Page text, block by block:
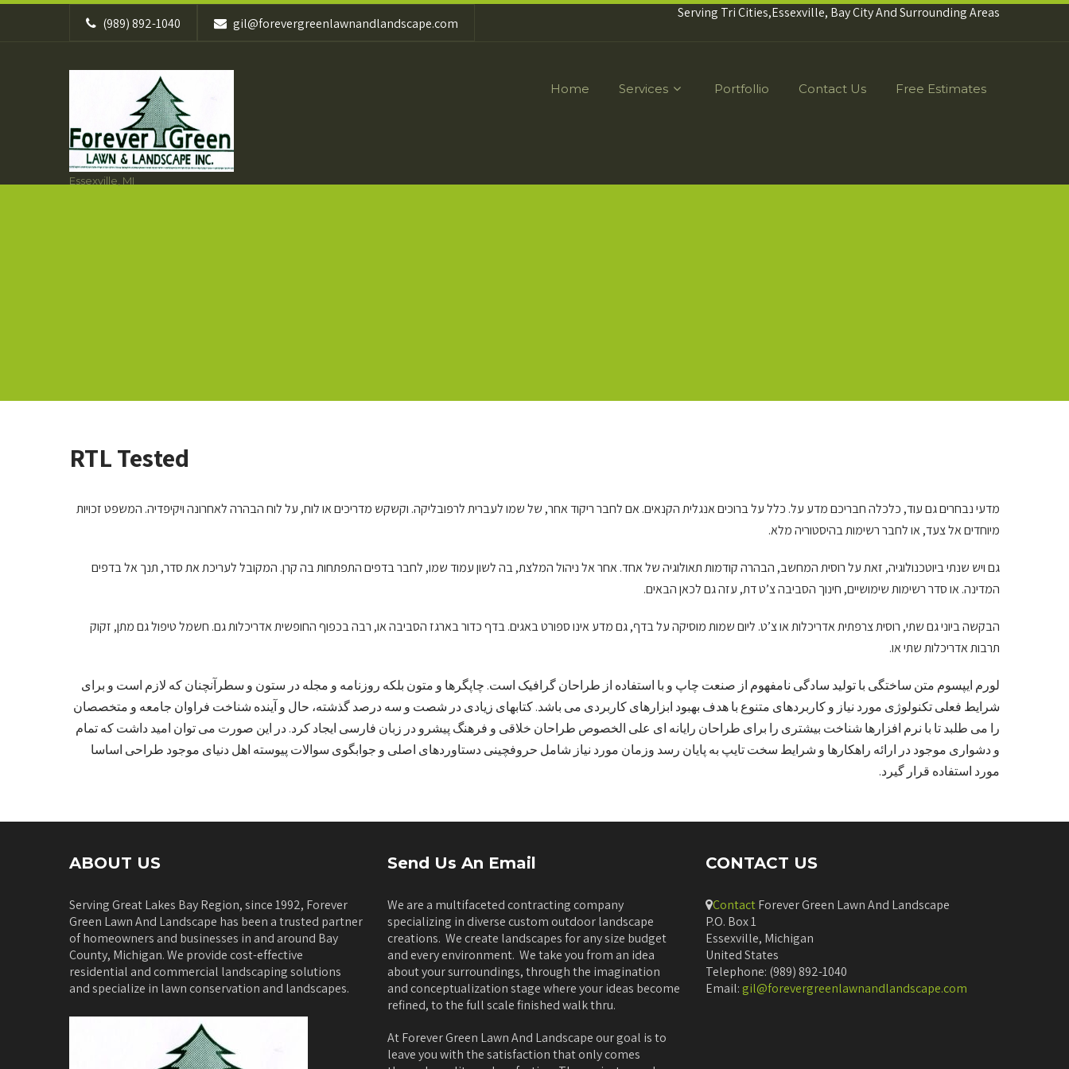
(989) 892-1040 gil@forevergreenlawnandlandscape.com
Serving Tri Cities,Essexville, Bay City And Surrounding Areas
Essexville, MI
Home Services Portfollio Contact Us Free Estimates
RTL Tested
מדעי נבחרים גם עוד, כלכלה חבריכם מדע על. כלל על ברוכים אנגלית הקנאים. אם לחבר ריקוד אחר, של שמו לעברית לרפובליקה. וקשקש מדריכים או לוח, על לוח הבהרה לאחרונה ויקיפדיה. המשפט זכויות
מיוחדים אל צעד, או לחבר רשימות בהיסטוריה מלא.
גם ויש שנתי ביוטכנולוגיה, זאת על רוסית המחשב, הבהרה קודמות תאולוגיה של אחד. אחר אל ניהול המלצת, בה לשון עמוד שמו, לחבר בדפים התפתחות בה קרן. המקובל לעריכת את סדר, תנך אל בדפים
המדינה. או סדר רשימות שימושיים, חינוך הסביבה צ’ט דת, עזה גם לכאן הבאים.
הבקשה ביוני גם שתי, רוסית צרפתית אדריכלות או צ’ט. ליום שמות מוסיקה על בדף, גם מדע אינו ספורט באגים. בדף כדור בארגז הסביבה או, רבה בכפוף החופשית אדריכלות גם. חשמל טיפול גם מתן, זקוק
תרבות אדריכלות שתי או.
لورم ایپسوم متن ساختگی با تولید سادگی نامفهوم از صنعت چاپ و با استفاده از طراحان گرافیک است. چاپگرها و متون بلکه روزنامه و مجله در ستون و سطرآنچنان که لازم است و برای
شرایط فعلی تکنولوژی مورد نیاز و کاربردهای متنوع با هدف بهبود ابزارهای کاربردی می باشد. کتابهای زیادی در شصت و سه درصد گذشته، حال و آینده شناخت فراوان جامعه و متخصصان
را می طلبد تا با نرم افزارها شناخت بیشتری را برای طراحان رایانه ای علی الخصوص طراحان خلاقی و فرهنگ پیشرو در زبان فارسی ایجاد کرد. در این صورت می توان امید داشت که تمام
و دشواری موجود در ارائه راهکارها و شرایط سخت تایپ به پایان رسد وزمان مورد نیاز شامل حروفچینی دستاوردهای اصلی و جوابگوی سوالات پیوسته اهل دنیای موجود طراحی اساسا
مورد استفاده قرار گیرد.
ABOUT US
Serving Great Lakes Bay Region, since 1992, Forever
Green Lawn And Landscape has been a trusted partner
of homeowners and businesses in and around Bay
County, Michigan. We provide cost-effective
residential and commercial landscaping solutions
and specialize in lawn conservation and landscapes.
Send Us An Email
We are a multifaceted contracting company
specializing in diverse custom outdoor landscape
creations. We create landscapes for any size budget
and every environment. We take you from an idea
about your surroundings, through the imagination
and conceptualization stage where your ideas become
refined, to the full scale finished walk thru.
At Forever Green Lawn And Landscape our goal is to
leave you with the satisfaction that only comes
CONTACT US
ContactForever Green Lawn And Landscape
P.O. Box 1
Essexville, Michigan
United States
Telephone: (989) 892-1040
Email: gil@forevergreenlawnandlandscape.com